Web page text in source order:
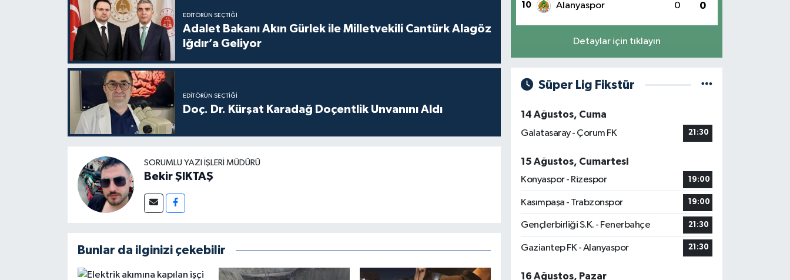
EDITÖRÜN SEÇTIĞI
Adalet Bakanı Akın Gürlek ile Milletvekili Cantürk Alagöz
Iğdır’a Geliyor
EDITÖRÜN SEÇTIĞI
Doç. Dr. Kürşat Karadağ Doçentlik Unvanını Aldı
SORUMLU YAZI İŞLERI MÜDÜRÜ
Bekir ŞIKTAŞ
Bunlar da ilginizi çekebilir
10 Alanyaspor 0 0
Detaylar için tıklayın
Süper Lig Fikstür
14 Ağustos, Cuma
Galatasaray - Çorum FK
21:30
15 Ağustos, Cumartesi
Konyaspor - Rizespor
19:00
Kasımpaşa - Trabzonspor 19:00
Gençlerbirliği S.K. - Fenerbahçe 21:30
Gaziantep FK - Alanyaspor 21:30
16 Ağustos, Pazar